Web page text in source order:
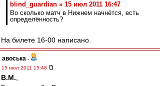
blind_guardian » 15 июл 2011 16:47
Во сколько матч в Нижнем начнётся, есть
определённость?
На билете 16-00 написано.
авоська -
15 июл 2011 15:48
В.М.